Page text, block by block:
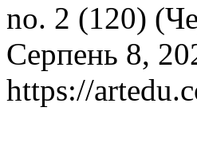
no. 2 (120)
Серпень 8,
https://